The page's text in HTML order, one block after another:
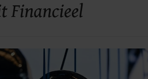
Financieel